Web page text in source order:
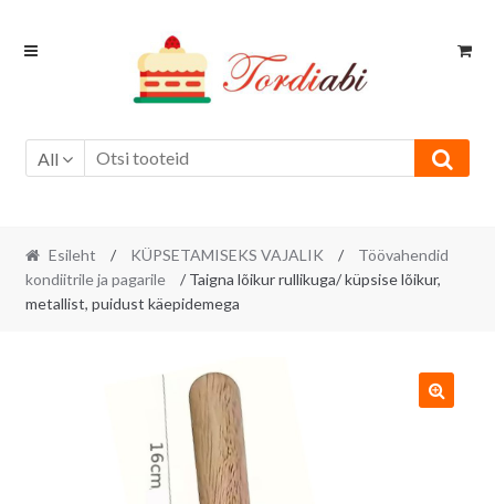
Skip
Skip
All
Esileht / KÜPSETAMISEKS VAJALIK /
Töövahendid
kondiitrile ja pagarile
/ Taigna lõikur rullikuga/ küpsise lõikur,
metallist, puidust käepidemega